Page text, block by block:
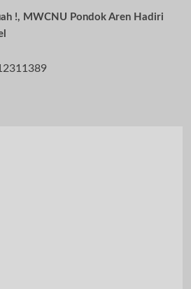
!, MWCNU Pondok Aren Hadiri